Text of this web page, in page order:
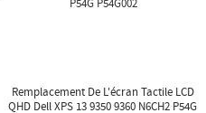
Remplacement De L'écran Tactile LCD
QHD Dell XPS 13 9350 9360 N6CH2 P54G